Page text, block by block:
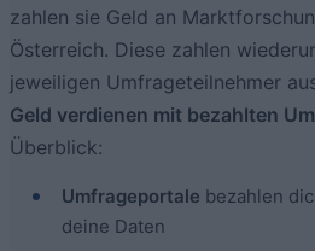
zahlen sie Geld an
Österreich. Diese zahlen
jeweiligen Umfrageteilnehmer
Geld verdienen mit bezahlten
Überblick:
Umfrageportale bezahlen
deine Daten